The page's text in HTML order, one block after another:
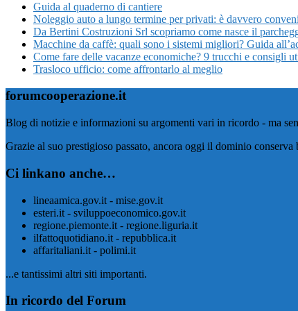
Guida al quaderno di cantiere
Noleggio auto a lungo termine per privati: è davvero
Da Bertini Costruzioni Srl scopriamo come nasce il
Macchine da caffè: quali sono i sistemi migliori? Guida
Come fare delle vacanze economiche? 9 trucchi e consigli
Trasloco ufficio: come affrontarlo al meglio
forumcooperazione.it
Blog di notizie e informazioni su argomenti vari in ricordo - ma
Grazie al suo prestigioso passato, ancora oggi il dominio
Ci linkano anche…
lineaamica.gov.it - mise.gov.it
esteri.it - sviluppoeconomico.gov.it
regione.piemonte.it - regione.liguria.it
ilfattoquotidiano.it - repubblica.it
affaritaliani.it - polimi.it
...e tantissimi altri siti importanti.
In ricordo del Forum